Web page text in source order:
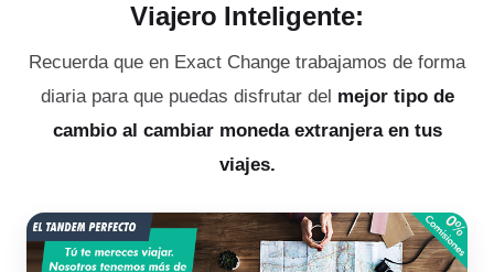
Viajero Inteligente:
Recuerda que en Exact Change trabajamos de forma
diaria para que puedas disfrutar del mejor tipo de
cambio al cambiar moneda extranjera en tus
viajes.